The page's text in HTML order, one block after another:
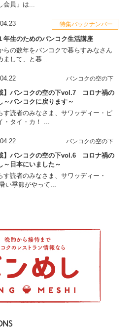
会員」は...
特集バックナンバー
年生のためのバンコク生活講座
らの数年をバンコクで暮らすみなさん
まして、と暮...
バンコクの空の下
】バンコクの空の下vol.7 コロナ禍の
～バンコクに戻ります～
す読者のみなさま、サワッディー・ピ
・タイ・カ！ ...
バンコクの空の下
】バンコクの空の下vol.6 コロナ禍の
～日本にいました～
す読者のみなさま、サワッディー・
い季節がやって...